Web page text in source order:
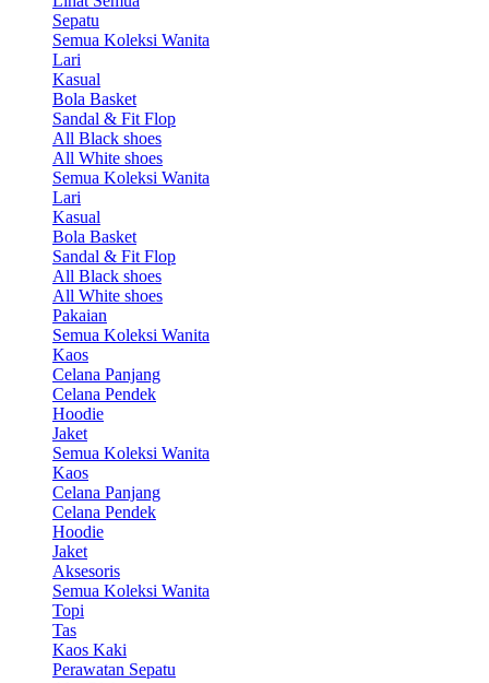
Sepatu
Semua Koleksi Wanita
Lari
Kasual
Bola Basket
Sandal & Fit Flop
All Black shoes
All White shoes
Semua Koleksi Wanita
Lari
Kasual
Bola Basket
Sandal & Fit Flop
All Black shoes
All White shoes
Pakaian
Semua Koleksi Wanita
Kaos
Celana Panjang
Celana Pendek
Hoodie
Jaket
Semua Koleksi Wanita
Kaos
Celana Panjang
Celana Pendek
Hoodie
Jaket
Aksesoris
Semua Koleksi Wanita
Topi
Tas
Kaos Kaki
Perawatan Sepatu